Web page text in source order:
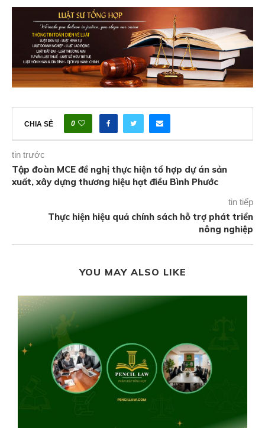
CHIA SẺ 0
tin trước
Tập đoàn MCE đề nghị thực hiện tổ hợp dự án sản
xuất, xây dựng thương hiệu hạt điều Bình Phước
tin tiếp
Thực hiện hiệu quả chính sách hỗ trợ phát triển
nông nghiệp
YOU MAY ALSO LIKE